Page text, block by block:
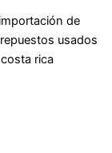
de
usados